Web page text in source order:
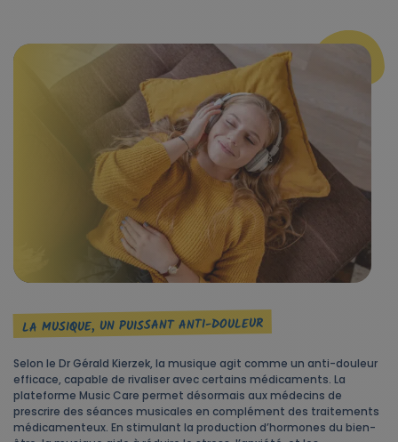
LA MUSIQUE, UN PUISSANT ANTI-DOULEUR
Selon le Dr Gérald Kierzek, la musique agit comme un anti-douleur
efficace, capable de rivaliser avec certains médicaments. La
plateforme Music Care permet désormais aux médecins de
prescrire des séances musicales en complément des traitements
médicamenteux. En stimulant la production d’hormones du bien-